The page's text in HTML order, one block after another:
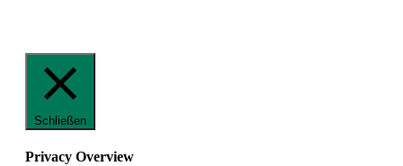
Schließen
Privacy Overview